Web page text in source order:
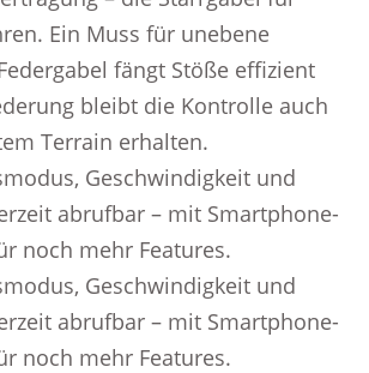
Ein Muss für unebene
fängt Stöße effizient
bleibt die Kontrolle auch
Terrain erhalten.
Geschwindigkeit und
abrufbar – mit Smartphone-
noch mehr Features.
Geschwindigkeit und
abrufbar – mit Smartphone-
noch mehr Features.